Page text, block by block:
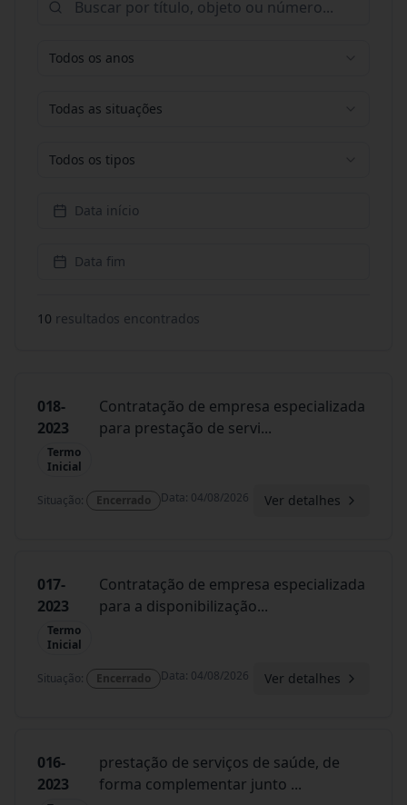
Todos os anos
Todas as situações
Todos os tipos
Data início
Data fim
10 resultados encontrados
018-
2023
Termo
Inicial
Contratação de empresa especializada
para prestação de servi...
Situação: Encerrado Data: 04/08/2026 Ver detalhes
017-
2023
Termo
Inicial
Contratação de empresa especializada
para a disponibilização...
Situação: Encerrado Data: 04/08/2026 Ver detalhes
016-
2023
prestação de serviços de saúde, de
forma complementar junto ...